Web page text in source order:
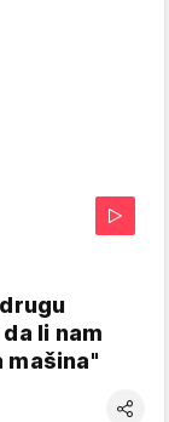
li nam
mašina"